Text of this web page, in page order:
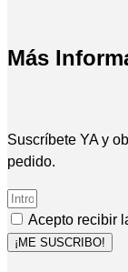
Más
Suscríbete YA y
pedido.
Acepto recibir
¡ME SUSCRIBO!